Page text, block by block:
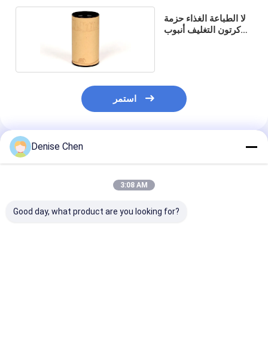
لا الطباعة الغذاء حزمة
كرتون التغليف أنبوب
استمر
المنتجات الموصى بها
Denise Chen
3:08 AM
Good day, what product are you looking for?